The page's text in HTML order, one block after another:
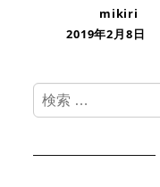
mikiri
2019年2月8日
検
索